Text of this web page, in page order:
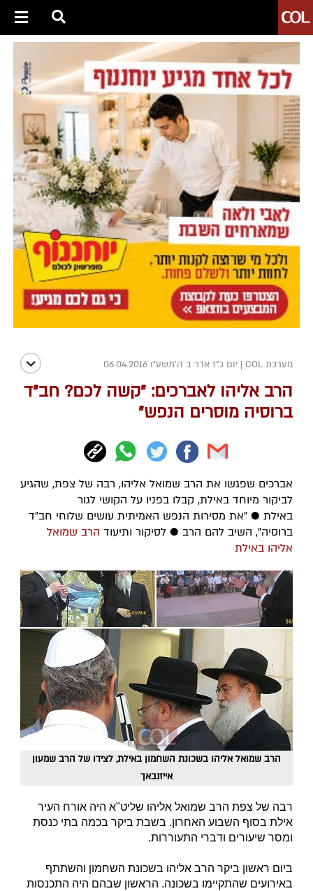
מערכת COL | יום כ"ז אדר ב ה׳תשע״ו 06.04.2016
הרב אליהו לאברכים: "קשה לכם? חב"ד
ברוסיה מוסרים הנפש"
אברכים שפגשו את הרב שמואל אליהו, רבה של צפת, שהגיע
לביקור מיוחד באילת, קבלו בפניו על הקושי לגור
באילת ● "את מסירות הנפש האמיתית עושים שלוחי חב"ד
ברוסיה", השיב להם הרב ● לסיקור ותיעוד הרב שמואל
אליהו באילת
הרב שמואל אליהו בשכונת השחמון באילת, לצידו של הרב שמעון
אייזנבאך
רבה של צפת הרב שמואל אליהו שליט"א היה אורח העיר
אילת בסוף השבוע האחרון. בשבת ביקר בכמה בתי כנסת
ומסר שיעורים ודברי התעוררות.
ביום ראשון ביקר הרב אליהו בשכונת השחמון והשתתף
באירועים שהתקיימו בשכונה. הראשון שבהם היה התכנסות